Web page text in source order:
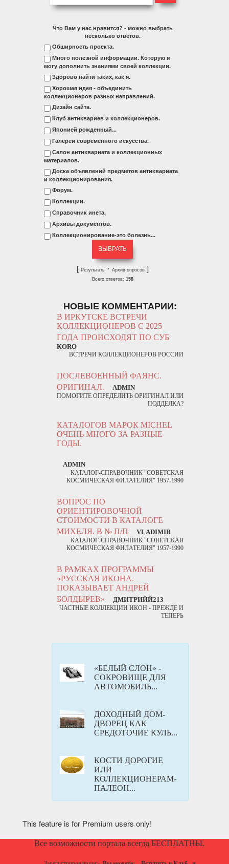
Что Вам у нас нравится? - можно выбрать
несколько ответов.
Обширность проекта.
Много полезной информации. Которую я
могу дополнить знаниями своей коллекции.
Здорово найти таких, как я.
Хорошая идея - объединить
коллекционеров разных направлений.
Дизайн сайта.
Клуб антиквариев и коллекционеров.
Японией рожденный...
Галереи современного искусства.
Салон антиквариата и коллекционных
материалов.
Доска объявлений предметов антиквариата
и коллекционирования.
Форум.
Коллекции.
Справочник инета.
Архивы документов.
Коллекционирование-это болезнь...
[ Результаты· Архив опросов]
Всего ответов: 158
НОВЫЕ КОММЕНТАРИИ:
В ИРКУТСКЕ ВСТРЕЧИ
КОЛЛЕКЦИОНЕРОВ С 2025
ГОДА ПРОИСХОДЯТ ПО СУБ
KORO
ВСТРЕЧИ КОЛЛЕКЦИОНЕРОВ РОССИИ
ПОСЛЕВОЕННЫЙ ФАЯНС.
ОРИГИНАЛ.
ADMIN
ПОМОГИТЕ ОПРЕДЕЛИТЬ ОРИГИНАЛ ИЛИ
ПОДДЕЛКА?
КАТАЛОГОВ МАРОК MICHEL
ОЧЕНЬ МНОГО ЗА РАЗНЫЕ
ГОДЫ.
ADMIN
КАТАЛОГ-СПРАВОЧНИК "СОВЕТСКАЯ
КОСМИЧЕСКАЯ ФИЛАТЕЛИЯ" 1957-1990
ВОПРОС ПО
ОРИЕНТИРОВОЧНОЙ
СТОИМОСТИ В КАТАЛОГЕ
МИХЕЛЯ. В № П/П
VLADIMIR
КАТАЛОГ-СПРАВОЧНИК "СОВЕТСКАЯ
КОСМИЧЕСКАЯ ФИЛАТЕЛИЯ" 1957-1990
В РАМКАХ ПРОГРАММЫ
«РУССКАЯ ИКОНА.
ПОКАЗЫВАЕТ АНДРЕЙ
БОЛДЫРЕВ»
ДМИТРИЙЙ213
ЧАСТНЫЕ КОЛЛЕКЦИИ ИКОН - ПРЕЖДЕ И
ТЕПЕРЬ
«БЕЛЫЙ СЛОН» -
СОКРОВИЩЕ ДЛЯ
АВТОМОБИЛЬ...
ДОХОДНЫЙ ДОМ-
ДВОРЕЦ КАК
СРЕДОТОЧИЕ КУЛЬ...
КОСТИ ДОРОГИЕ
ИЛИ
КОЛЛЕКЦИОНЕРАМ-
ПАЛЕОН...
This feature is for Premium users only!
Все возможности портала всегда БЕСПЛАТНЫ.